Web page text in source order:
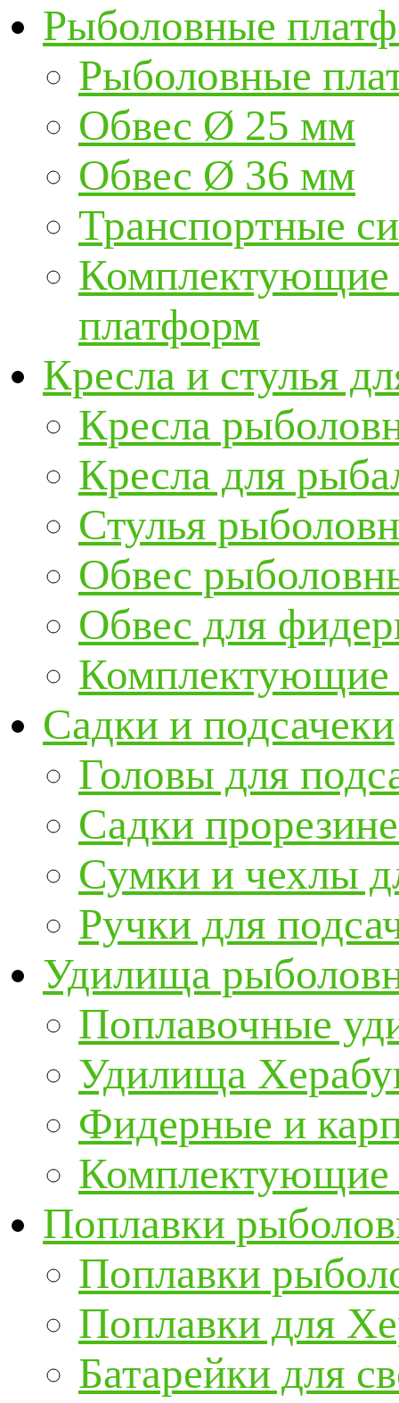
Рыболовные
Рыболовные
Обвес Ø 25 мм
Обвес Ø 36 мм
Транспортные
Комплектующие
платформ
Кресла и стулья
Кресла
Кресла для
Стулья
Обвес
Обвес для
Комплектующие
Садки и подсачеки
Головы для
Садки
Сумки и чехлы
Ручки для
Удилища
Поплавочные
Удилища
Фидерные и
Поплавки
Поплавки
Поплавки для
Батарейки для